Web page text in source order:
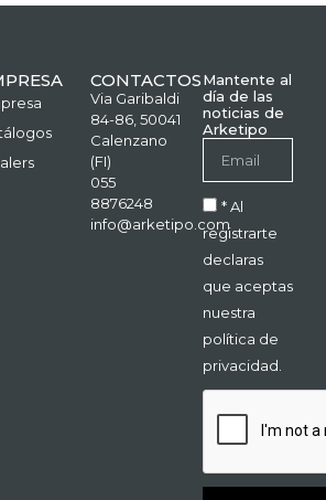
CONTACTOS
Via Garibaldi
84-86, 50041
Calenzano
(FI)
055
8876248
info@arketipo.com
Mantente al
día de las
noticias de
Arketipo
* Al
registrarte
declaras
que aceptas
nuestra
política de
privacidad.